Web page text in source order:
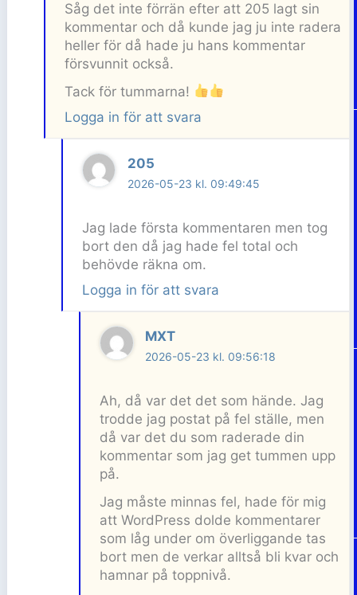
Såg det inte förrän efter att 205 lagt sin
kommentar och då kunde jag ju inte radera
heller för då hade ju hans kommentar
försvunnit också.
Tack för tummarna!
Logga in för att svara
205
2026-05-23 kl. 09:49:45
Jag lade första kommentaren men tog
bort den då jag hade fel total och
behövde räkna om.
Logga in för att svara
MXT
2026-05-23 kl. 09:56:18
Ah, då var det det som hände. Jag
trodde jag postat på fel ställe, men
då var det du som raderade din
kommentar som jag get tummen upp
på.
Jag måste minnas fel, hade för mig
att WordPress dolde kommentarer
som låg under om överliggande tas
bort men de verkar alltså bli kvar och
hamnar på toppnivå.